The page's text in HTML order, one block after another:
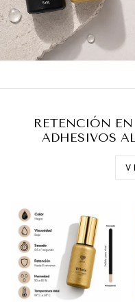
RETENCIÓN
ADHESIVOS